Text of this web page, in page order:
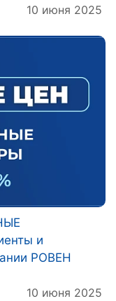
10 июня 2025
и
РОВЕН
10 июня 2025